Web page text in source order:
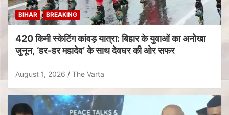
BIHAR BREAKING
420 किमी स्केटिंग कांवड़ यात्रा: बिहार के युवाओं का अनोखा
जुनून, ‘हर-हर महादेव’ के साथ देवघर की ओर सफर
August 1, 2026 The Varta